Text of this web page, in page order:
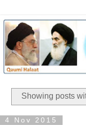
Showing posts
4 Nov 2015